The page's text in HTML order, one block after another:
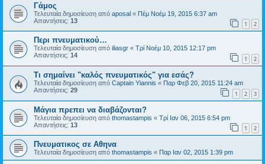
Γάμος
Τελευταία δημοσίευση από aposal « Πέμ Νοέμ 19, 2015 6:37 am
Απαντήσεις: 13 1 2
Περι πνευματικού…
Τελευταία δημοσίευση από iliasgr « Τρί Νοέμ 10, 2015 12:17 pm
Απαντήσεις: 14 1 2
Τι σημαίνει "καλός πνευματικός" για εσάς?
Τελευταία δημοσίευση από Captain Yiannis « Παρ Φεβ 20, 2015 11:24 am
Απαντήσεις: 29 1 2 3
Μάγια πρεπει να διαβάζονται?
Τελευταία δημοσίευση από thomastampis « Τρί Ιαν 06, 2015 6:54 pm
Απαντήσεις: 13 1 2
Πνευματικος σε Αθηνα
Τελευταία δημοσίευση από thomastampis « Παρ Ιαν 02, 2015 1:39 pm